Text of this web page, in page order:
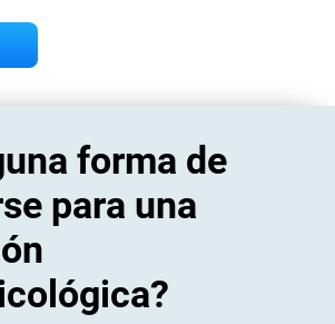
forma de
para una